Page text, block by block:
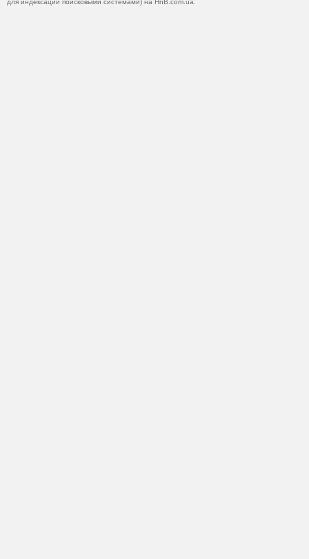
для индексации поисковыми системами) на HnB.com.ua.